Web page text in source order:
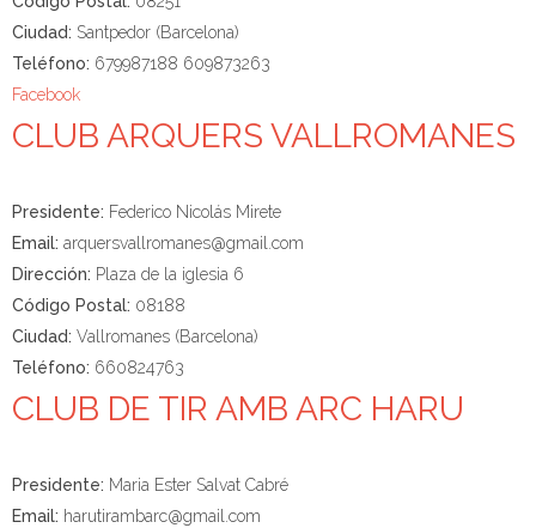
Ciudad: Santpedor (Barcelona)
Teléfono: 679987188 609873263
Facebook
CLUB ARQUERS VALLROMANES
Presidente: Federico Nicolás Mirete
Email: arquersvallromanes@gmail.com
Dirección: Plaza de la iglesia 6
Código Postal: 08188
Ciudad: Vallromanes (Barcelona)
Teléfono: 660824763
CLUB DE TIR AMB ARC HARU
Presidente: Maria Ester Salvat Cabré
Email: harutirambarc@gmail.com